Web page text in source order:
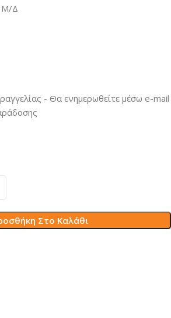
Μ/Δ
- Θα ενημερωθείτε μέσω e-mail
Στο Καλάθι